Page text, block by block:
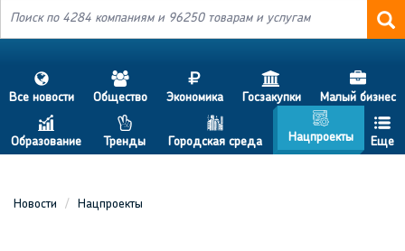
s
Все новости
a
Общество
j
Экономика
h
Госзакупки
d
Малый бизнес
c
Образование
p
Тренды
b
Городская среда
g
Нацпроекты
f
Еще
Новости Нацпроекты